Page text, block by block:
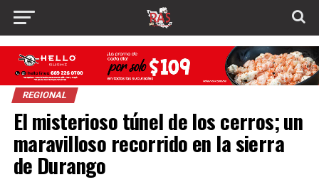
REGIONAL
El misterioso túnel de los cerros; un
maravilloso recorrido en la sierra
de Durango